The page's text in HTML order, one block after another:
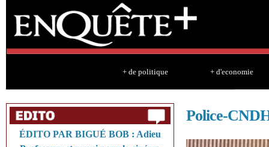
+ de politique + d'economie
ÉDITO PAR BIGUÉ BOB : Adieu
Police-